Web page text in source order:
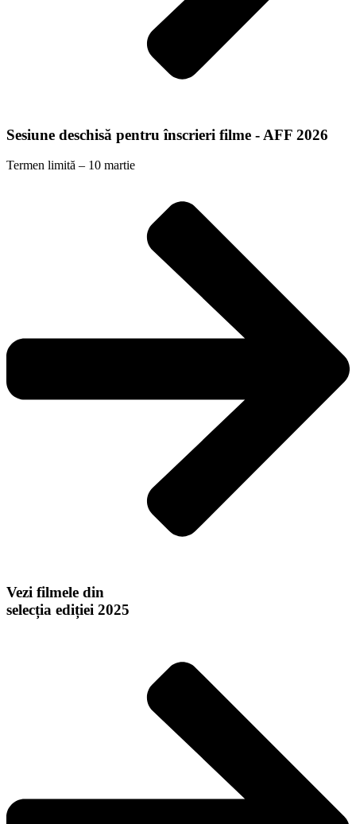
Sesiune deschisă pentru înscrieri filme - AFF 2026
Termen limită – 10 martie
Vezi filmele din
selecția ediției 2025